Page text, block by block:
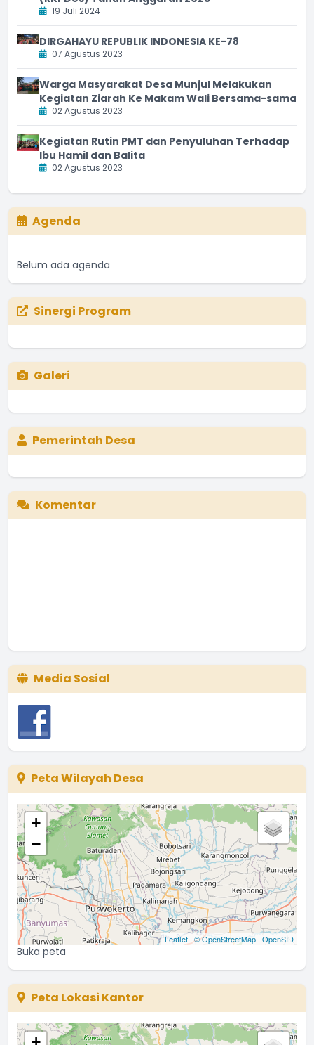
19 Juli 2024
DIRGAHAYU REPUBLIK INDONESIA KE-78
07 Agustus 2023
Warga Masyarakat Desa Munjul Melakukan
Kegiatan Ziarah Ke Makam Wali Bersama-sama
02 Agustus 2023
Kegiatan Rutin PMT dan Penyuluhan Terhadap
Ibu Hamil dan Balita
02 Agustus 2023
Agenda
Belum ada agenda
Sinergi Program
Galeri
Pemerintah Desa
Komentar
Media Sosial
Peta Wilayah Desa
+
−
Leaflet |© OpenStreetMap | OpenSID
Buka peta
Peta Lokasi Kantor